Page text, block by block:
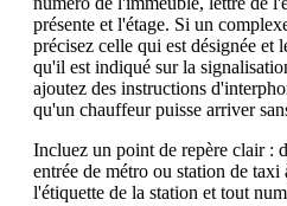
présente et l'étage. Si un
précisez celle qui est désignée et
qu'il est indiqué sur la
ajoutez des instructions
qu'un chauffeur puisse arriver
Incluez un point de repère clair :
entrée de métro ou station de taxi
l'étiquette de la station et tout